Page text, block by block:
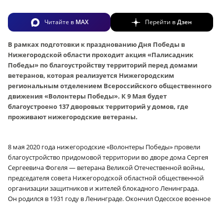
Читайте в MAX Перейти вДзен
В рамках подготовки к празднованию Дня Победы в
Нижегородской области проходит акция «Палисадник
Победы» по благоустройству территорий перед домами
ветеранов, которая реализуется Нижегородским
региональным отделением Всероссийского общественного
движения «Волонтеры Победы». К 9 Мая будет
благоустроено 137 дворовых территорий у домов, где
проживают нижегородские ветераны.
8 мая 2020 года нижегородские «Волонтеры Победы» провели
благоустройство придомовой территории во дворе дома Сергея
Сергеевича Фогеля — ветерана Великой Отечественной войны,
председателя совета Нижегородской областной общественной
организации защитников и жителей блокадного Ленинграда.
Он родился в 1931 году в Ленинграде. Окончил Одесское военное